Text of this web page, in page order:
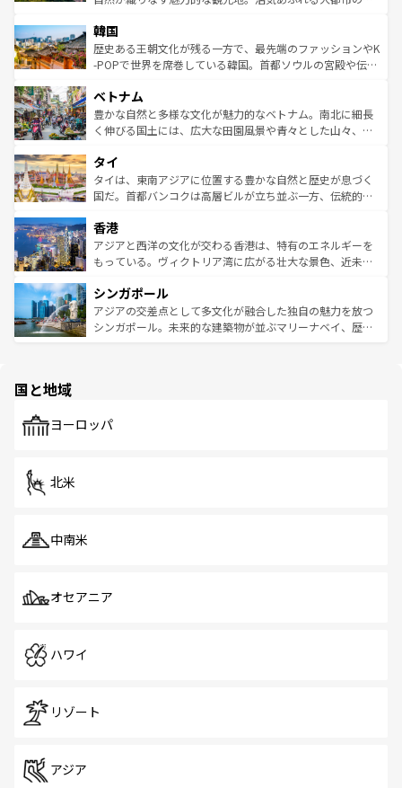
ワイを、存分に味わってほしい。 なお、新着のハワイ情報
はコンテンツ一覧を参照してほしい。
いる。アクティビティも充実しており、サーフィンやダイ
ビング、ハイキングなど、アウトドア好きにはたまらな
い。オーストラリアの多彩な魅力を存分に味わいつくそ
参照してほしい。
ン）、静ひつな山岳地帯である台湾東部など、都市の喧騒
と山間の静けさが共存しており、訪れる人に新しい発見と
驚きをもたらしてくれる。また、奥深い台湾の食文化も魅
容にもいいと評判のスイーツなど、バラエティ豊かな料理
が味わえる。 なお、新着の台湾情報は コンテンツ一覧を参
照してほしい。
韓国
歴史ある王朝文化が残る一方で、最先端のファッションやK
-POPで世界を席巻している韓国。首都ソウルの宮殿や伝統
き、地方に足を延ばせば四季折々の自然美を楽しむことが
できる。そして、キムチや焼肉、絶品のストリートフード
まで、さまざまな韓国料理が待っている。夜には、韓国な
リティに包まれながら、韓国の多彩な魅力を心ゆくまで味
わってみてほしい。 なお、新着の韓国情報はコンテンツ一
覧を参照してほしい。
ベトナム
豊かな自然と多様な文化が魅力的なベトナム。南北に細長
く伸びる国土には、広大な田園風景や青々とした山々、世
急速な発展と共に伝統が息づく。ハノイの古い町並みやホ
ーチミン市のフランス統治時代の建物も、独特の雰囲気を
醸し出している。また、バラエティの豊かさとおいしさで
とつ。フォーやバインミー、ベトナムコーヒーなどは、ぜ
ひ現地で味わいたい。どの地域を訪れてもあたたかい人々
が旅行者を迎えてくれるので、きっと忘れられない旅にな
参照してほしい。
タイ
タイは、東南アジアに位置する豊かな自然と歴史が息づく
国だ。首都バンコクは高層ビルが立ち並ぶ一方、伝統的な
の活気が交差している。北部ではチェンマイなどの山岳地
帯で自然と触れ合い、南部ではプーケットやクラビの美し
いビーチでリゾート気分を楽しむことができる。タイ料理
激する。気候は一年中温暖で、どの季節にも異なる楽しみ
が待っている。親しみやすいタイの人々、仏教を中心とし
た文化、そして多様な観光資源が、訪れる旅人を魅了し続
香港
アジアと西洋の文化が交わる香港は、特有のエネルギーを
もっている。ヴィクトリア湾に広がる壮大な景色、近未来
み、どこを訪れても感動するはず。観光スポットが密集し
ており、効率よく見どころを回れるのも魅力。息をのむよ
うな絶景から文化的な体験まで、香港を存分に楽しみ尽く
シンガポール
アジアの交差点として多文化が融合した独自の魅力を放つ
シンガポール。未来的な建築物が並ぶマリーナベイ、歴史
で、ホーカーズは地元の風情を楽しめる外せないスポット
国と地域
ヨーロッパ
北米
中南米
オセアニア
ハワイ
リゾート
アジア